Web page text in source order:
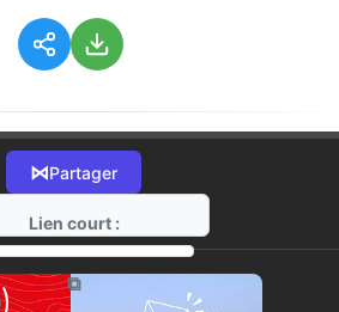
⋈Partager
Lien court :
https://radio-g.fr?19290
⧉